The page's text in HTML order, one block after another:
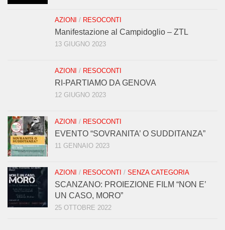
AZIONI / RESOCONTI
Manifestazione al Campidoglio – ZTL
13 GIUGNO 2023
AZIONI / RESOCONTI
RI-PARTIAMO DA GENOVA
12 GIUGNO 2023
AZIONI / RESOCONTI
EVENTO “SOVRANITA’ O SUDDITANZA”
11 GENNAIO 2023
AZIONI / RESOCONTI / SENZA CATEGORIA
SCANZANO: PROIEZIONE FILM “NON E’
UN CASO, MORO”
25 OTTOBRE 2022